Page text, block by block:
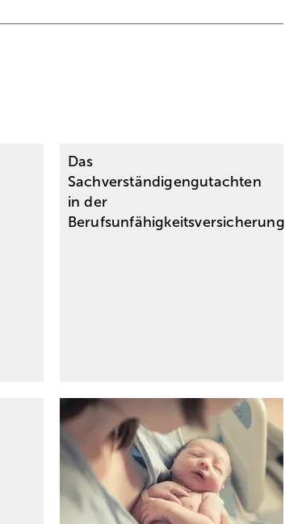
Das
Sachverständigengutachten
in der
­Berufsunfähigkeitsversicherung